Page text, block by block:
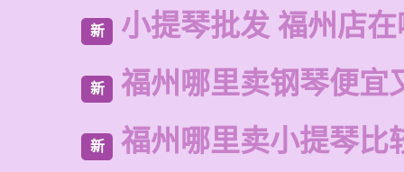
新 小提琴批发 福州店
新 福州哪里卖钢琴便宜
新 福州哪里卖小提琴比